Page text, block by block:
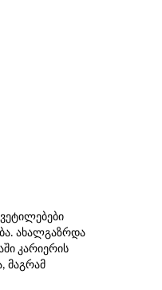
ახალგაზრდა
კარიერის
მაგრამ